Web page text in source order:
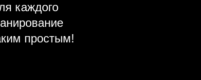
каждого
простым!